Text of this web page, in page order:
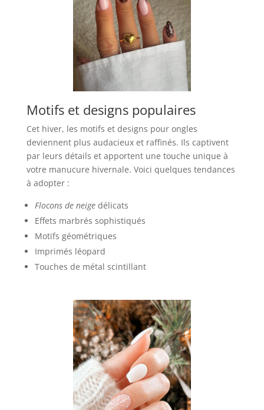
Motifs et designs populaires
Cet hiver, les motifs et designs pour ongles
deviennent plus audacieux et raffinés. Ils captivent
par leurs détails et apportent une touche unique à
votre manucure hivernale. Voici quelques tendances
à adopter :
Flocons de neigedélicats
Effets marbrés sophistiqués
Motifs géométriques
Imprimés léopard
Touches de métal scintillant